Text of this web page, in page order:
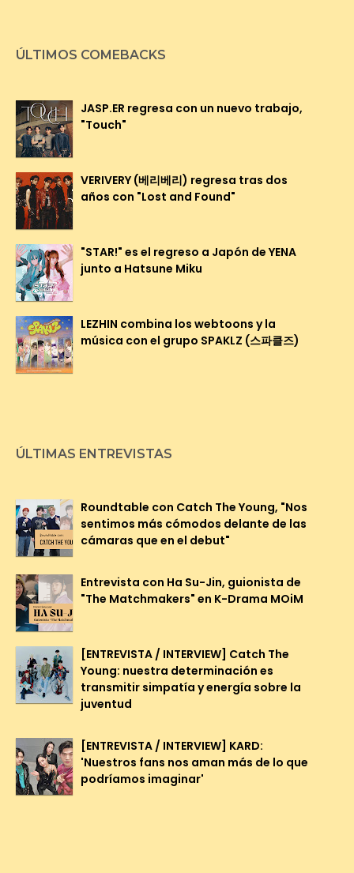
ÚLTIMOS COMEBACKS
JASP.ER regresa con un nuevo trabajo,
"Touch"
VERIVERY (베리베리) regresa tras dos
años con "Lost and Found"
"STAR!" es el regreso a Japón de YENA
junto a Hatsune Miku
LEZHIN combina los webtoons y la
música con el grupo SPAKLZ (스파클즈)
ÚLTIMAS ENTREVISTAS
Roundtable con Catch The Young, "Nos
sentimos más cómodos delante de las
cámaras que en el debut"
Entrevista con Ha Su-Jin, guionista de
"The Matchmakers" en K-Drama MOiM
[ENTREVISTA / INTERVIEW] Catch The
Young: nuestra determinación es
transmitir simpatía y energía sobre la
juventud
[ENTREVISTA / INTERVIEW] KARD:
'Nuestros fans nos aman más de lo que
podríamos imaginar'